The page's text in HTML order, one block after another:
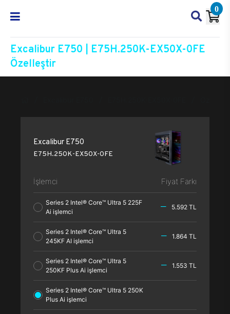
0
Excalibur E750 | E75H.250K-EX50X-0FE
Özelleştir
Excalibur E750
E75H.250K-EX50X-0FE
İşlemci Fiyat Farkı
Series 2 Intel® Core™ Ultra 5 225F
Ai işlemci
5.592 TL
Series 2 Intel® Core™ Ultra 5
245KF AI işlemci
1.864 TL
Series 2 Intel® Core™ Ultra 5
250KF Plus Ai işlemci
1.553 TL
Series 2 Intel® Core™ Ultra 5 250K
Plus Ai işlemci